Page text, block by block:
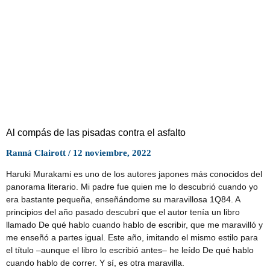
Al compás de las pisadas contra el asfalto
Ranná Clairott 12 noviembre, 2022
Haruki Murakami es uno de los autores japones más conocidos del
panorama literario. Mi padre fue quien me lo descubrió cuando yo
era bastante pequeña, enseñándome su maravillosa 1Q84. A
principios del año pasado descubrí que el autor tenía un libro
llamado De qué hablo cuando hablo de escribir, que me maravilló y
me enseñó a partes igual. Este año, imitando el mismo estilo para
el título –aunque el libro lo escribió antes– he leído De qué hablo
cuando hablo de correr. Y sí, es otra maravilla.